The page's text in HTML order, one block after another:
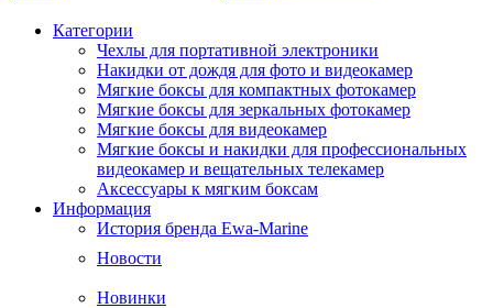
Категории
Чехлы для портативной электроники
Накидки от дождя для фото и видеокамер
Мягкие боксы для компактных фотокамер
Мягкие боксы для зеркальных фотокамер
Мягкие боксы для видеокамер
Мягкие боксы и накидки для профессиональных
видеокамер и вещательных телекамер
Аксессуары к мягким боксам
Информация
История бренда Ewa-Marine
Новости
Новинки